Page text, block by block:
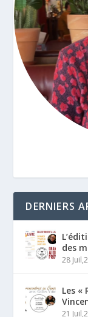
DERNIERS
des
28
Les «
21